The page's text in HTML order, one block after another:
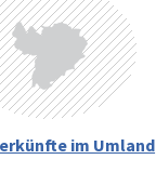
im Umland